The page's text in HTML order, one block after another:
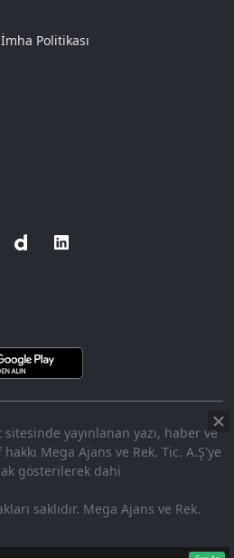
Aç
12.23%
Politikası
yayınlanan yazı, haber ve
Mega Ajans ve Rek. Tic. A.Ş'ye
gösterilerek dahi
saklıdır. Mega Ajans ve Rek.